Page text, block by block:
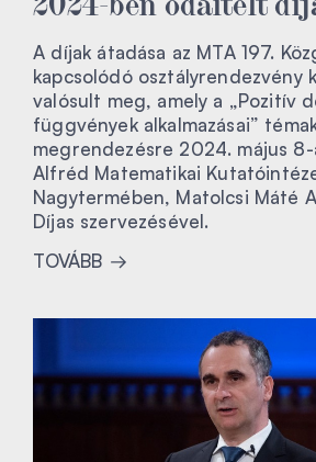
A díjak átadása az MTA 197.
kapcsolódó osztályrendezvény
valósult meg, amely a „Pozitív
függvények alkalmazásai”
megrendezésre 2024. május 8-
Alfréd Matematikai
Nagytermében, Matolcsi Máté
Díjas szervezésével.
TOVÁBB